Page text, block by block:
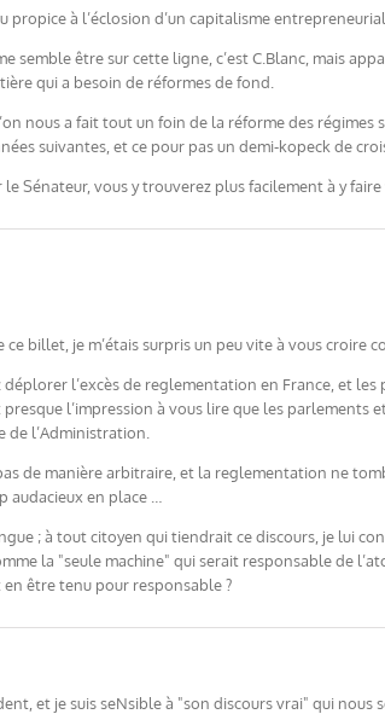
propice à l’éclosion d’un capitalisme
semble être sur cette ligne, c’est C.Blanc, mais
qui a besoin de réformes de fond.
nous a fait tout un foin de la réforme des
suivantes, et ce pour pas un demi-kopeck de
Sénateur, vous y trouverez plus facilement à y faire
ce billet, je m’étais surpris un peu vite à vous croire
l’excès de reglementation en France, et
presque l’impression à vous lire que les
de l’Administration.
de manière arbitraire, et la reglementation ne
en place …
; à tout citoyen qui tiendrait ce discours, je lui
la "seule machine" qui serait responsable de
être tenu pour responsable ?
et je suis seNsible à "son discours vrai" qui